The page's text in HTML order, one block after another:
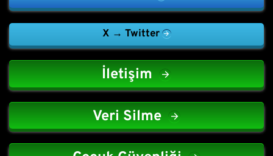
X → Twitter
İletişim
Veri Silme